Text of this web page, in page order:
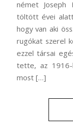
német Joseph
töltött évei alatt
hogy van aki
rugókat szerel
ezzel társai
tette, az 1916-
most […]